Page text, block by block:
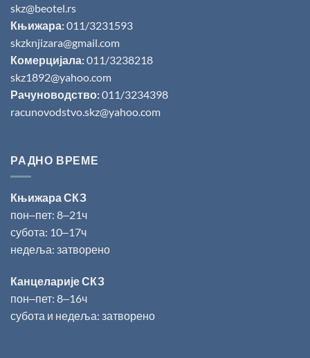
skz@beotel.rs
Књижара:011/3231593
skzknjizara@gmail.com
Комерцијала:011/3238218
skz1892@yahoo.com
Рачуноводство:011/3234398
racunovodstvo.skz@yahoo.com
РАДНО ВРЕМЕ
Књижара СКЗ
пон‒пет: 8‒21ч
субота: 10‒17ч
недеља: затворено
Канцеларије СКЗ
пон‒пет: 8‒16ч
субота и недеља: затворено